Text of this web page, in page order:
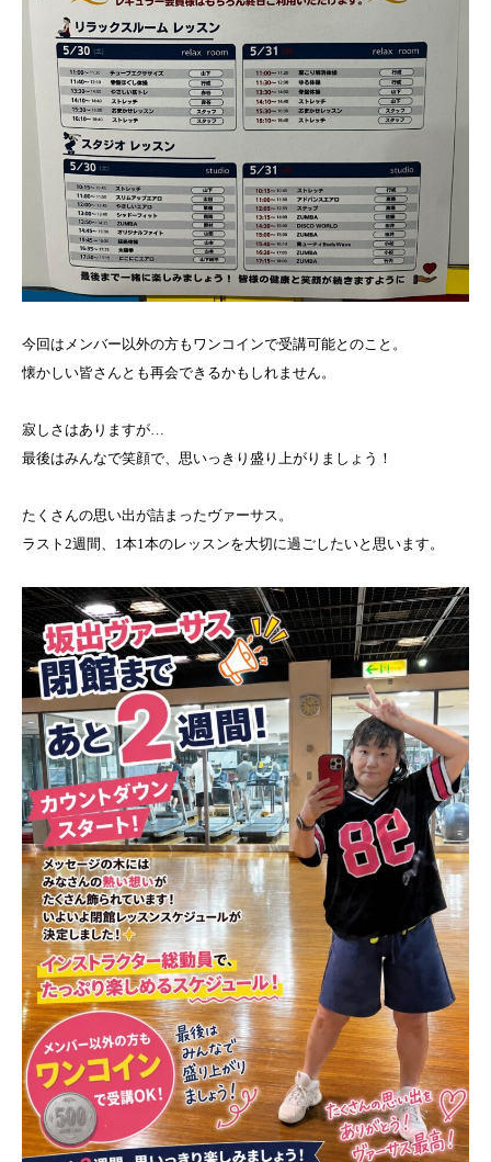
今回はメンバー以外の方もワンコインで受講可能とのこと。
懐かしい皆さんとも再会できるかもしれません。
寂しさはありますが…
最後はみんなで笑顔で、思いっきり盛り上がりましょう！
たくさんの思い出が詰まったヴァーサス。
ラスト2週間、1本1本のレッスンを大切に過ごしたいと思います。